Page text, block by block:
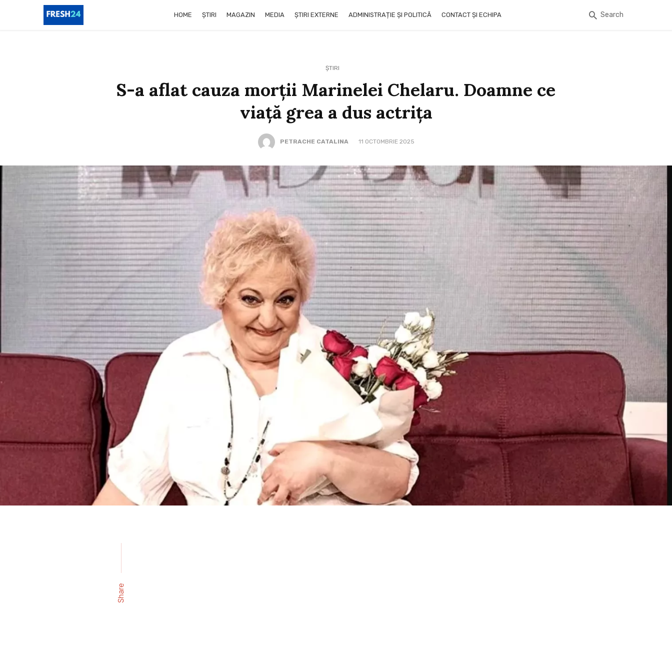
HOME ȘTIRI MAGAZIN MEDIA ȘTIRI EXTERNE ADMINISTRAȚIE ȘI POLITICĂ CONTACT ȘI ECHIPA Search
ȘTIRI
S-a aflat cauza morții Marinelei Chelaru. Doamne ce
viață grea a dus actrița
PETRACHE CATALINA 11 OCTOMBRIE 2025
Share